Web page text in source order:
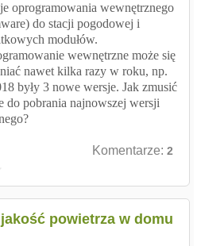
oprogramowania wewnętrznego
do stacji pogodowej i
modułów.
wewnętrzne może się
nawet kilka razy w roku, np.
były 3 nowe wersje. Jak zmusić
do pobrania najnowszej wersji
Komentarze:2
powietrza w domu